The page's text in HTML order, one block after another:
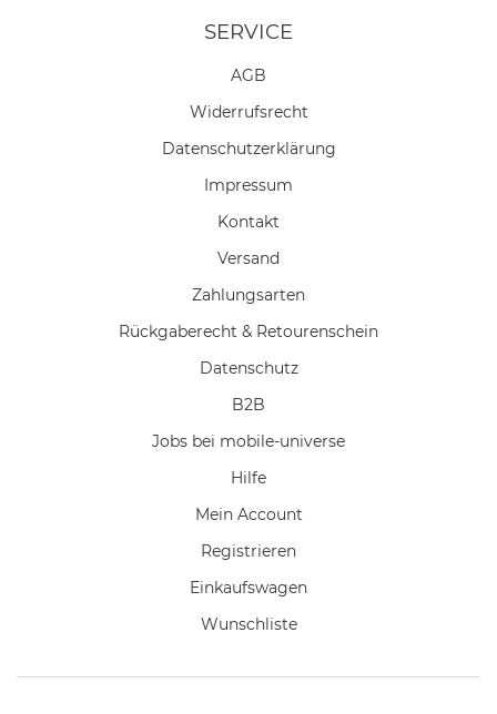
SERVICE
AGB
Widerrufs­recht
Daten­schutz­erklärung
Impressum
Kontakt
Versand
Zahlungsarten
Rückgaberecht & Retourenschein
Datenschutz
B2B
Jobs bei mobile-universe
Hilfe
Mein Account
Registrieren
Einkaufswagen
Wunschliste